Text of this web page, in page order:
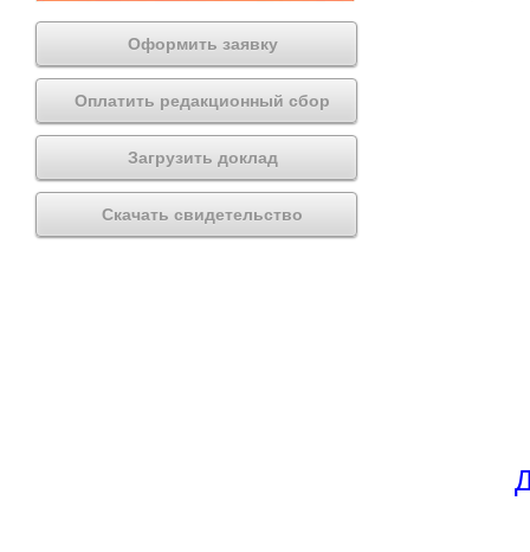
Оформить заявку
Оплатить редакционный сбор
Загрузить доклад
Скачать свидетельство